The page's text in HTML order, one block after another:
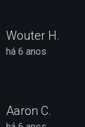
Wouter H.
há 6 anos
Aaron C.